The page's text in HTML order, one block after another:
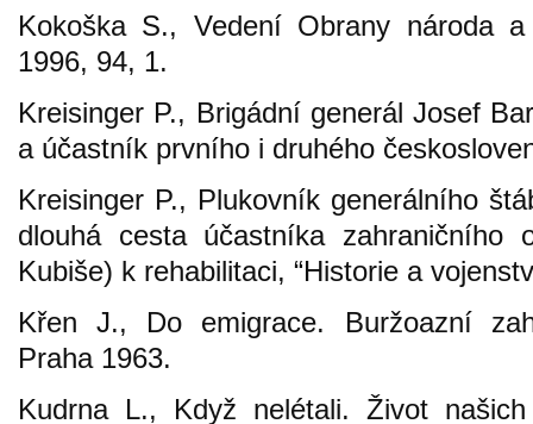
Kokoška S., Vedení Obrany národa a
1996, 94, 1.
Kreisinger P., Brigádní generál Josef
a účastník prvního i druhého
Kreisinger P., Plukovník generálního
dlouhá cesta účastníka zahraničního
Kubiše) k rehabilitaci, “Historie a
Křen J., Do emigrace. Buržoazní
Praha 1963.
Kudrna L., Když nelétali. Život